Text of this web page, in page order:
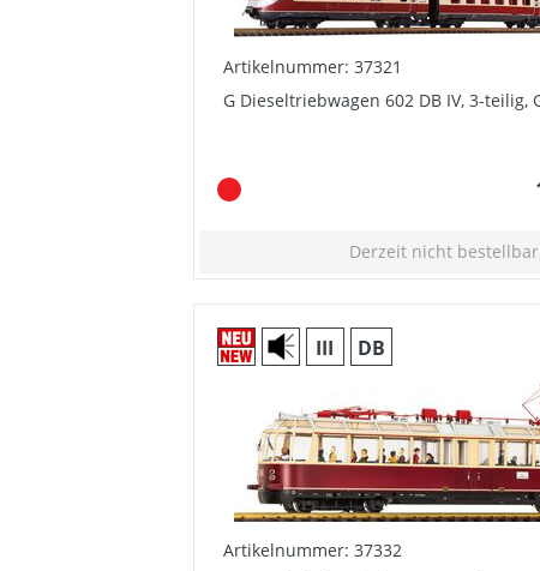
Artikelnummer: 37321
G Dieseltriebwagen 602 DB IV, 3-teilig,
Derzeit nicht bestellbar
III DB
Artikelnummer: 37332